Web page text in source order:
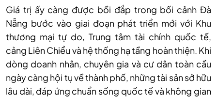
Giá trị ấy càng được bồi đắp trong bối cảnh Đà
Nẵng bước vào giai đoạn phát triển mới với Khu
thương mại tự do, Trung tâm tài chính quốc tế,
cảng Liên Chiểu và hệ thống hạ tầng hoàn thiện. Khi
dòng doanh nhân, chuyên gia và cư dân toàn cầu
ngày càng hội tụ về thành phố, những tài sản sở hữu
lâu dài, đáp ứng chuẩn sống quốc tế và không gian